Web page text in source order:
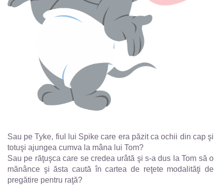
Sau pe Tyke, fiul lui Spike care era păzit ca ochii din cap şi
totuşi ajungea cumva la mâna lui Tom?
Sau pe răţuşca care se credea urâtă şi s-a dus la Tom să o
mănânce şi ăsta caută în cartea de reţete modalităţi de
pregătire pentru raţă?